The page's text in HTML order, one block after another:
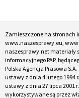
Zamieszczone na stronach
www.naszesprawy.eu,
naszesprawy.net materiały
informacyjnego PAP,
Polska Agencja Prasowa
ustawy z dnia 4 lutego
ustawy z dnia 27 lipca 2001
wykorzystywane są przez